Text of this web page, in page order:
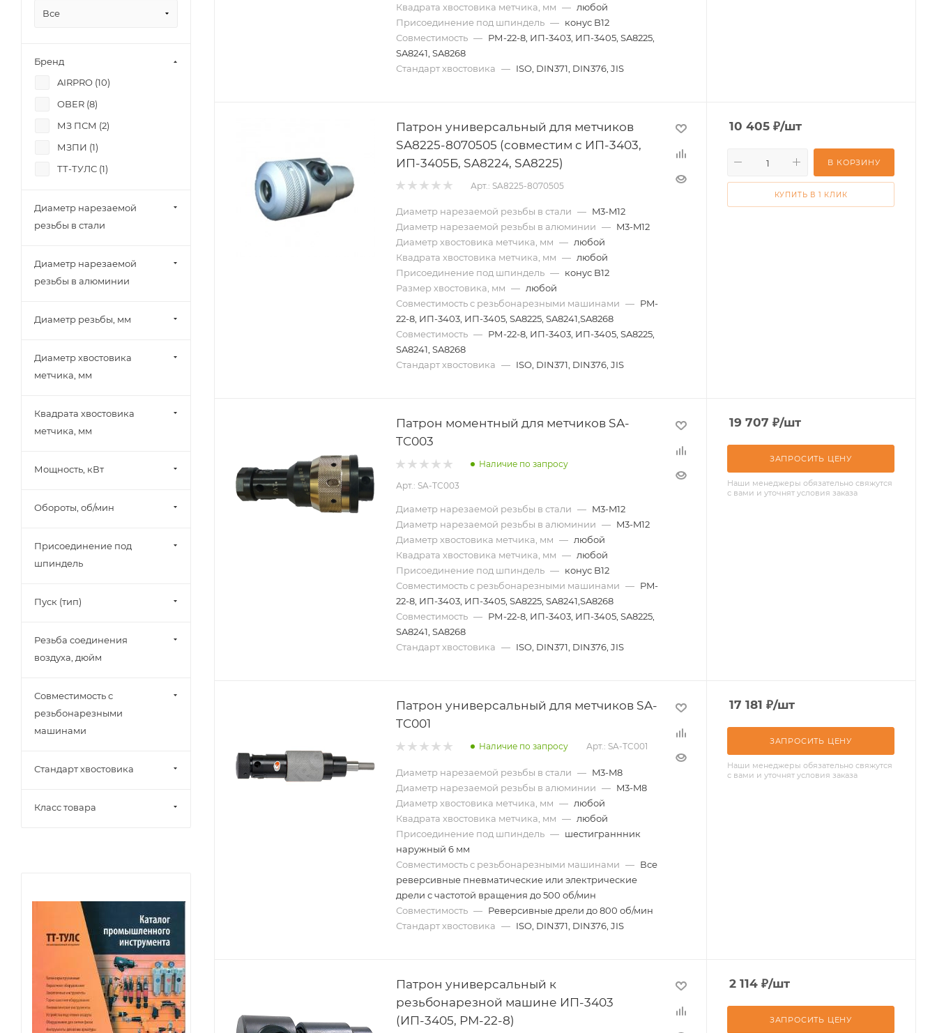
Квадрата хвостовика метчика, мм — любой
Присоединение под шпиндель — конус B12
Совместимость — РМ-22-8, ИП-3403, ИП-3405, SA8225,
SA8241, SA8268
Стандарт хвостовика — ISO, DIN371, DIN376, JIS
Патрон универсальный для метчиков
SA8225-8070505 (совместим с ИП-3403,
ИП-3405Б, SA8224, SA8225)
Арт.: SA8225-8070505
Диаметр нарезаемой резьбы в стали — M3-M12
Диаметр нарезаемой резьбы в алюминии — M3-M12
Диаметр хвостовика метчика, мм — любой
Квадрата хвостовика метчика, мм — любой
Присоединение под шпиндель — конус B12
Размер хвостовика, мм — любой
Совместимость с резьбонарезными машинами — PM-
22-8, ИП-3403, ИП-3405, SA8225, SA8241,SA8268
Совместимость — РМ-22-8, ИП-3403, ИП-3405, SA8225,
SA8241, SA8268
Стандарт хвостовика — ISO, DIN371, DIN376, JIS
10 405 ₽/шт
В КОРЗИНУ
КУПИТЬ В 1 КЛИК
Патрон моментный для метчиков SA-
TC003
Наличие по запросу
Арт.: SA-TC003
Диаметр нарезаемой резьбы в стали — M3-M12
Диаметр нарезаемой резьбы в алюминии — M3-M12
Диаметр хвостовика метчика, мм — любой
Квадрата хвостовика метчика, мм — любой
Присоединение под шпиндель — конус B12
Совместимость с резьбонарезными машинами — PM-
22-8, ИП-3403, ИП-3405, SA8225, SA8241,SA8268
Совместимость — РМ-22-8, ИП-3403, ИП-3405, SA8225,
SA8241, SA8268
Стандарт хвостовика — ISO, DIN371, DIN376, JIS
19 707 ₽/шт
ЗАПРОСИТЬ ЦЕНУ
Наши менеджеры обязательно свяжутся
с вами и уточнят условия заказа
Патрон универсальный для метчиков SA-
TC001
Наличие по запросу Арт.: SA-TC001
Диаметр нарезаемой резьбы в стали — M3-M8
Диаметр нарезаемой резьбы в алюминии — M3-M8
Диаметр хвостовика метчика, мм — любой
Квадрата хвостовика метчика, мм — любой
Присоединение под шпиндель — шестиграннник
наружный 6 мм
Совместимость с резьбонарезными машинами — Все
реверсивные пневматические или электрические
дрели с частотой вращения до 500 об/мин
Совместимость — Реверсивные дрели до 800 об/мин
Стандарт хвостовика — ISO, DIN371, DIN376, JIS
17 181 ₽/шт
ЗАПРОСИТЬ ЦЕНУ
Наши менеджеры обязательно свяжутся
с вами и уточнят условия заказа
Патрон универсальный к
резьбонарезной машине ИП-3403
(ИП-3405, РМ-22-8)
2 114 ₽/шт
ЗАПРОСИТЬ ЦЕНУ
Все
Бренд
AIRPRO (10)
OBER (8)
МЗ ПСМ (2)
МЗПИ (1)
ТТ-ТУЛС (1)
Диаметр нарезаемой
резьбы в стали
Диаметр нарезаемой
резьбы в алюминии
Диаметр резьбы, мм
Диаметр хвостовика
метчика, мм
Квадрата хвостовика
метчика, мм
Мощность, кВт
Обороты, об/мин
Присоединение под
шпиндель
Пуск (тип)
Резьба соединения
воздуха, дюйм
Совместимость с
резьбонарезными
машинами
Стандарт хвостовика
Класс товара